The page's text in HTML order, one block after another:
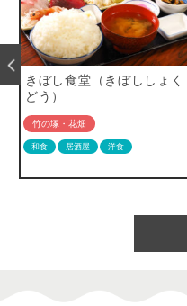
きぼし食堂（きぼししょく
どう）
竹の塚・花畑
和食 居酒屋 洋食